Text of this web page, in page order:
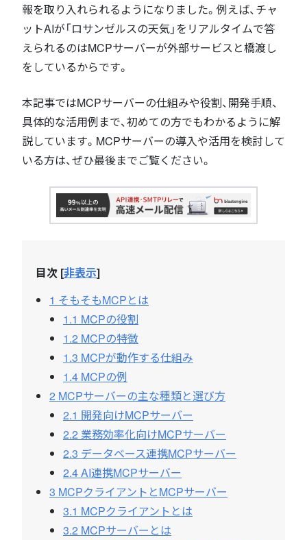
報を取り入れられるようになりました。例えば、チャ
ットAIが「ロサンゼルスの天気」をリアルタイムで答
えられるのはMCPサーバーが外部サービスと橋渡し
をしているからです。
本記事ではMCPサーバーの仕組みや役割、開発手順、
具体的な活用例まで、初めての方でもわかるように解
説しています。MCPサーバーの導入や活用を検討して
いる方は、ぜひ最後までご覧ください。
目次 [非表示]
1 そもそもMCPとは
1.1 MCPの役割
1.2 MCPの特徴
1.3 MCPが動作する仕組み
1.4 MCPの例
2 MCPサーバーの主な種類と選び方
2.1 開発向けMCPサーバー
2.2 業務効率化向けMCPサーバー
2.3 データベース連携MCPサーバー
2.4AI連携MCPサーバー
3 MCPクライアントとMCPサーバー
3.1 MCPクライアントとは
3.2 MCPサーバーとは